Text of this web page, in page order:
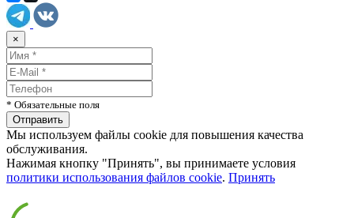
×
* Обязательные поля
Мы используем файлы cookie для повышения качества
обслуживания.
Нажимая кнопку "Принять", вы принимаете условия
политики использования файлов cookie. Принять